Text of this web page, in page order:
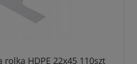
rolka HDPE 22x45 110szt